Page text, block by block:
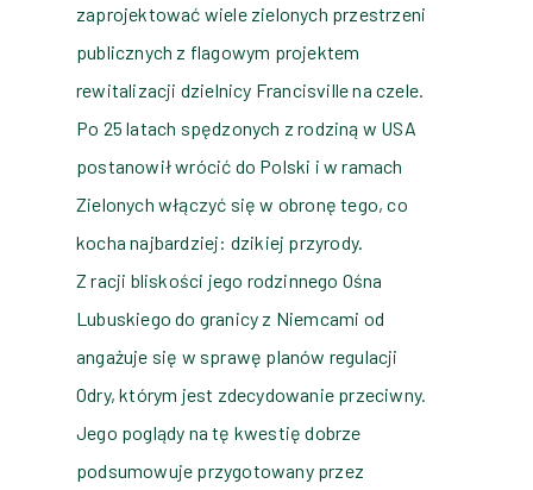
zaprojektować wiele zielonych przestrzeni
publicznych z flagowym projektem
rewitalizacji dzielnicy Francisville na czele.
Po 25 latach spędzonych z rodziną w USA
postanowił wrócić do Polski i w ramach
Zielonych włączyć się w obronę tego, co
kocha najbardziej: dzikiej przyrody.
Z racji bliskości jego rodzinnego Ośna
Lubuskiego do granicy z Niemcami od
angażuje się w sprawę planów regulacji
Odry, którym jest zdecydowanie przeciwny.
Jego poglądy na tę kwestię dobrze
podsumowuje przygotowany przez